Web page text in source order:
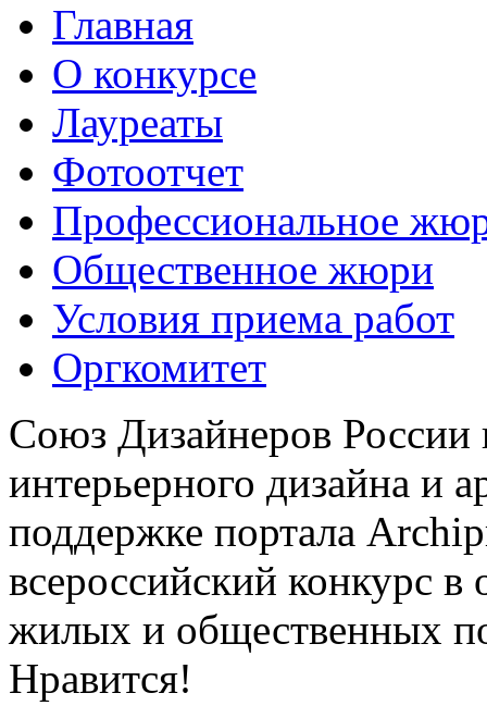
Главная
О конкурсе
Лауреаты
Фотоотчет
Профессиональное
Общественное жюри
Условия приема работ
Оргкомитет
Союз Дизайнеров России
интерьерного дизайна и
поддержке портала
всероссийский конкурс в
жилых и общественных
Нравится!